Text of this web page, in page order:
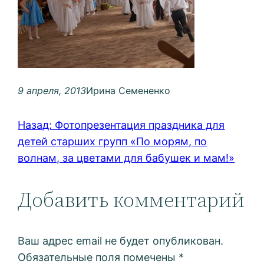
9 апреля, 2013Ирина Семененко
Назад: Фотопрезентация праздника для
детей старших групп «По морям, по
волнам, за цветами для бабушек и мам!»
Добавить комментарий
Ваш адрес email не будет опубликован.
Обязательные поля помечены *